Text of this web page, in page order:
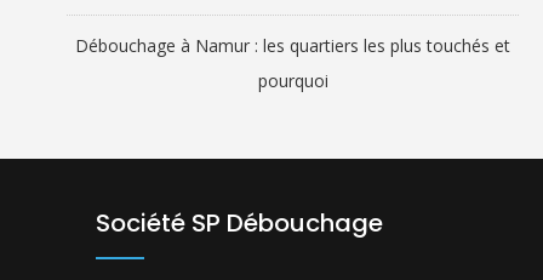
Débouchage à Namur : les quartiers les plus touchés et
pourquoi
Société SP Débouchage